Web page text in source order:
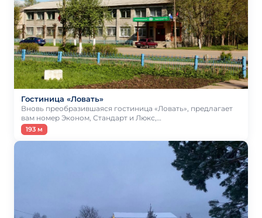
Гостиница «Ловать»
Вновь преобразившаяся гостиница «Ловать», предлагает
вам номер Эконом, Стандарт и Люкс,…
193 м